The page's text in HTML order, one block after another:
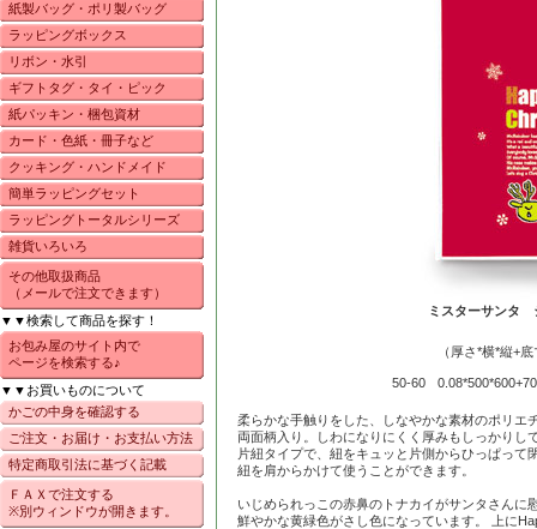
紙製バッグ・ポリ製バッグ
ラッピングボックス
リボン・水引
ギフトタグ・タイ・ピック
紙パッキン・梱包資材
カード・色紙・冊子など
クッキング・ハンドメイド
簡単ラッピングセット
ラッピングトータルシリーズ
雑貨いろいろ
その他取扱商品
（メールで注文できます）
▼▼検索して商品を探す！
お包み屋のサイト内で
ページを検索する♪
▼▼お買いものについて
かごの中身を確認する
ご注文・お届け・お支払い方法
特定商取引法に基づく記載
ＦＡＸで注文する
※別ウィンドウが開きます。
ミスターサンタ
（厚さ*横*縦+
50-60
柔らかな手触りをした、しなやかな素材のポリエ
両面柄入り。しわになりにくく厚みもしっかりし
片紐タイプで、紐をキュッと片側からひっぱって
紐を肩からかけて使うことができます。
いじめられっこの赤鼻のトナカイがサンタさん
鮮やかな黄緑色がさし色になっています。 上に